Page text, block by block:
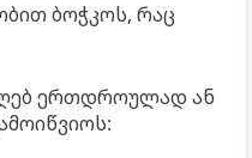
ბოჭკოს, რაც
ერთდროულად ან